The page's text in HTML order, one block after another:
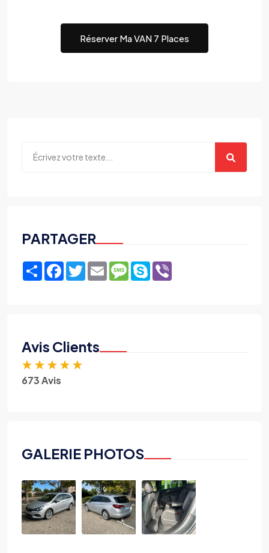
Réserver Ma VAN 7 Places
PARTAGER
ShareFacebook
TwitterEmailMessage
Skype
Avis Clients
★ ★ ★ ★ ★
673 Avis
GALERIE PHOTOS